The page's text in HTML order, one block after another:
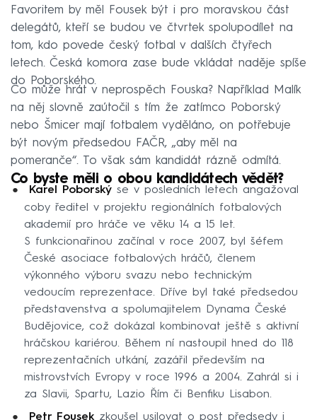
Favoritem by měl Fousek být i pro moravskou část
delegátů, kteří se budou ve čtvrtek spolupodílet na
tom, kdo povede český fotbal v dalších čtyřech
letech. Česká komora zase bude vkládat naděje spíše
do Poborského.
Co může hrát v neprospěch Fouska? Například Malík
na něj slovně zaútočil s tím že zatímco Poborský
nebo Šmicer mají fotbalem vyděláno, on potřebuje
být novým předsedou FAČR, „aby měl na
pomeranče“. To však sám kandidát rázně odmítá.
Co byste měli o obou kandidátech vědět?
Karel Poborskýse v posledních letech angažoval
coby ředitel v projektu regionálních fotbalových
akademií pro hráče ve věku 14 a 15 let.
S funkcionařinou začínal v roce 2007, byl šéfem
České asociace fotbalových hráčů, členem
výkonného výboru svazu nebo technickým
vedoucím reprezentace. Dříve byl také předsedou
představenstva a spolumajitelem Dynama České
Budějovice, což dokázal kombinovat ještě s aktivní
hráčskou kariérou. Během ní nastoupil hned do 118
reprezentačních utkání, zazářil především na
mistrovstvích Evropy v roce 1996 a 2004. Zahrál si i
za Slavii, Spartu, Lazio Řím či Benfiku Lisabon.
Petr Fousekzkoušel usilovat o post předsedy i